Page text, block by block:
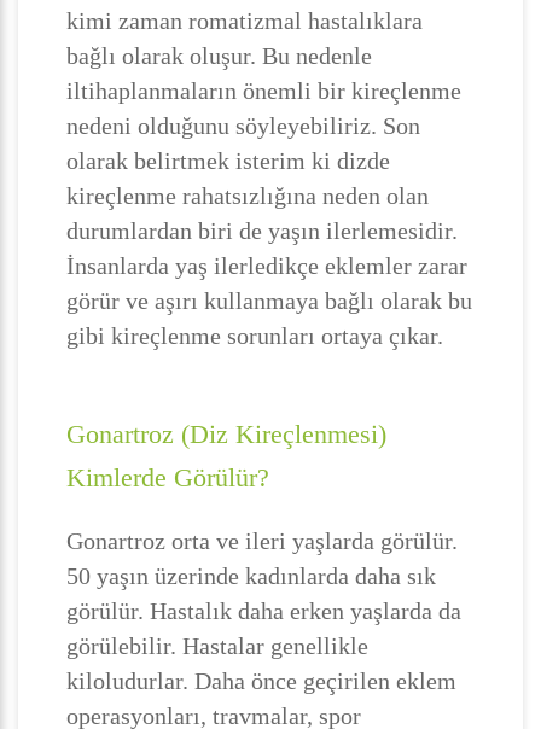
kimi zaman romatizmal hastalıklara
bağlı olarak oluşur. Bu nedenle
iltihaplanmaların önemli bir kireçlenme
nedeni olduğunu söyleyebiliriz. Son
olarak belirtmek isterim ki dizde
kireçlenme rahatsızlığına neden olan
durumlardan biri de yaşın ilerlemesidir.
İnsanlarda yaş ilerledikçe eklemler zarar
görür ve aşırı kullanmaya bağlı olarak bu
gibi kireçlenme sorunları ortaya çıkar.
Gonartroz (Diz Kireçlenmesi)
Kimlerde Görülür?
Gonartroz orta ve ileri yaşlarda görülür.
50 yaşın üzerinde kadınlarda daha sık
görülür. Hastalık daha erken yaşlarda da
görülebilir. Hastalar genellikle
kiloludurlar. Daha önce geçirilen eklem
operasyonları, travmalar, spor